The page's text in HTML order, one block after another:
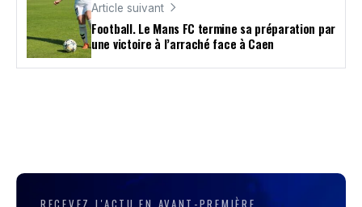
Article suivant
Football. Le Mans FC termine sa préparation par
une victoire à l’arraché face à Caen
RECEVEZ L'ACTU EN AVANT-PREMIÈRE